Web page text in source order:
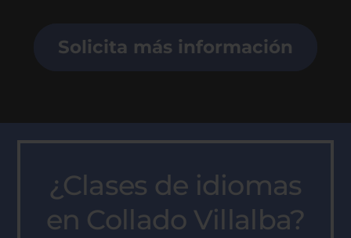
Solicita más información
¿Clases de idiomas
en Collado Villalba?